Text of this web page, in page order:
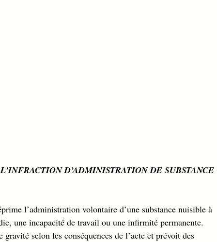
D’ADMINISTRATION DE SUBSTANCE
l’administration volontaire d’une substance nuisible à
une incapacité de travail ou une infirmité permanente.
selon les conséquences de l’acte et prévoit des